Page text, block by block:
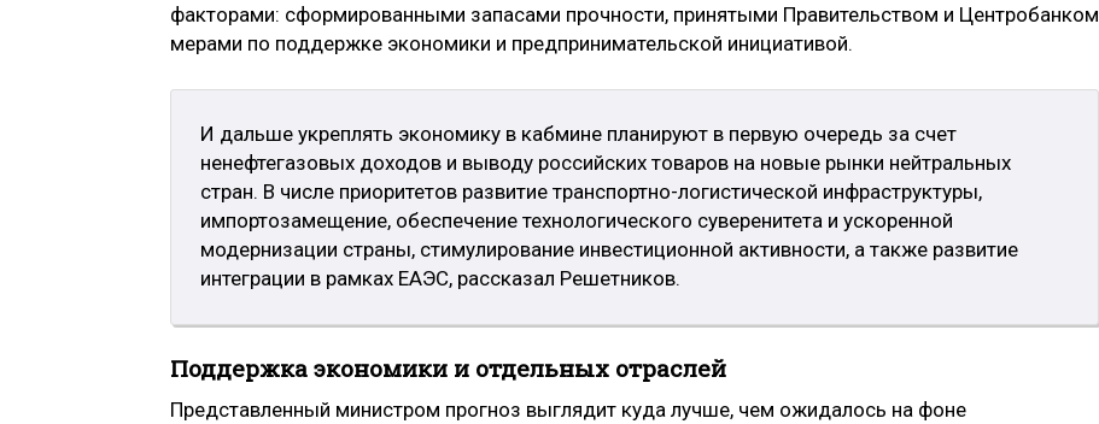
факторами: сформированными запасами прочности, принятыми Правительством и Центробанком
мерами по поддержке экономики и предпринимательской инициативой.
И дальше укреплять экономику в кабмине планируют в первую очередь за счет
ненефтегазовых доходов и выводу российских товаров на новые рынки нейтральных
стран. В числе приоритетов развитие транспортно-логистической инфраструктуры,
импортозамещение, обеспечение технологического суверенитета и ускоренной
модернизации страны, стимулирование инвестиционной активности, а также развитие
интеграции в рамках ЕАЭС, рассказал Решетников.
Поддержка экономики и отдельных отраслей
Представленный министром прогноз выглядит куда лучше, чем ожидалось на фоне